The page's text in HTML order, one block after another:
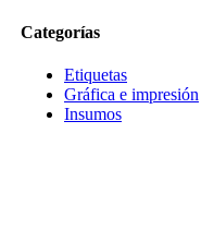
Categorías
Etiquetas
Gráfica e impresión
Insumos